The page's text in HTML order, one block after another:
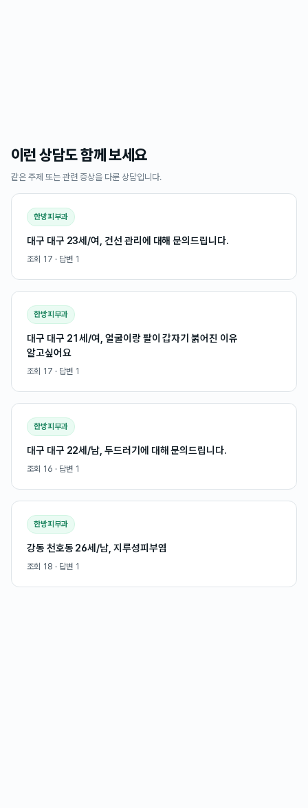
이런 상담도 함께 보세요
같은 주제 또는 관련 증상을 다룬 상담입니다.
한방피부과
대구 대구 23세/여, 건선 관리에 대해 문의드립니다.
조회 17 · 답변 1
한방피부과
대구 대구 21세/여, 얼굴이랑 팔이 갑자기 붉어진 이유
알고싶어요
조회 17 · 답변 1
한방피부과
대구 대구 22세/남, 두드러기에 대해 문의드립니다.
조회 16 · 답변 1
한방피부과
강동 천호동 26세/남, 지루성피부염
조회 18 · 답변 1